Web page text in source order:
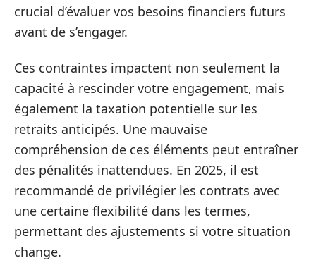
crucial d’évaluer vos besoins financiers futurs
avant de s’engager.
Ces contraintes impactent non seulement la
capacité à rescinder votre engagement, mais
également la taxation potentielle sur les
retraits anticipés. Une mauvaise
compréhension de ces éléments peut entraîner
des pénalités inattendues. En 2025, il est
recommandé de privilégier les contrats avec
une certaine flexibilité dans les termes,
permettant des ajustements si votre situation
change.